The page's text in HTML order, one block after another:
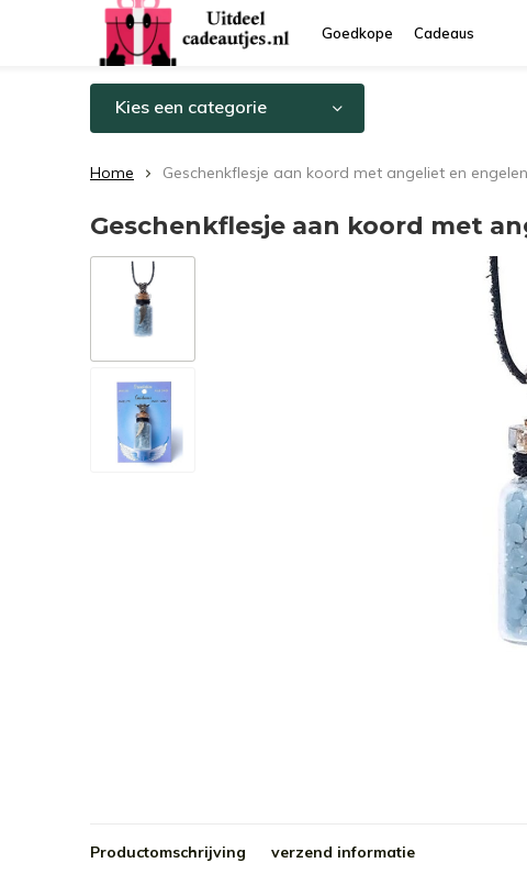
Goedkope Cadeaus
Kies een categorie
Home Geschenkflesje aan koord met angeliet en
Geschenkflesje aan koord met
Productomschrijving verzend informatie